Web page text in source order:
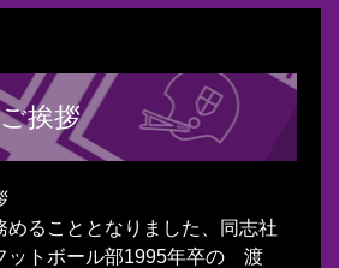
挨拶
めることとなりました、同志社
ットボール部1995年卒の 渡